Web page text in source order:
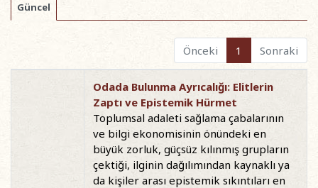
Güncel
Önceki 1 Sonraki
Odada Bulunma Ayrıcalığı: Elitlerin
Zaptı ve Epistemik Hürmet
Toplumsal adaleti sağlama çabalarının
ve bilgi ekonomisinin önündeki en
büyük zorluk, güçsüz kılınmış grupların
çektiği, ilginin dağılımından kaynaklı ya
da kişiler arası epistemik sıkıntıları en